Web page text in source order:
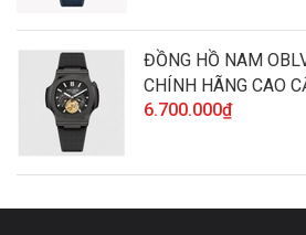
ĐỒNG HỒ NAM
CHÍNH HÃNG CAO
6.700.000₫